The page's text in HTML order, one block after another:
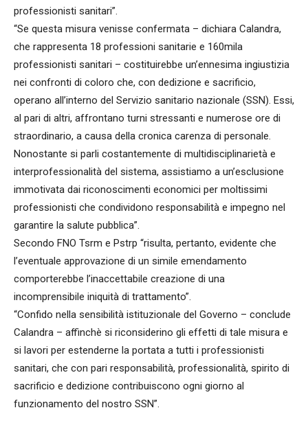
professionisti sanitari”.
“Se questa misura venisse confermata – dichiara Calandra,
che rappresenta 18 professioni sanitarie e 160mila
professionisti sanitari – costituirebbe un’ennesima ingiustizia
nei confronti di coloro che, con dedizione e sacrificio,
operano all’interno del Servizio sanitario nazionale (SSN). Essi,
al pari di altri, affrontano turni stressanti e numerose ore di
straordinario, a causa della cronica carenza di personale.
Nonostante si parli costantemente di multidisciplinarietà e
interprofessionalità del sistema, assistiamo a un’esclusione
immotivata dai riconoscimenti economici per moltissimi
professionisti che condividono responsabilità e impegno nel
garantire la salute pubblica”.
Secondo FNO Tsrm e Pstrp “risulta, pertanto, evidente che
l’eventuale approvazione di un simile emendamento
comporterebbe l’inaccettabile creazione di una
incomprensibile iniquità di trattamento”.
“Confido nella sensibilità istituzionale del Governo – conclude
Calandra – affinchè si riconsiderino gli effetti di tale misura e
si lavori per estenderne la portata a tutti i professionisti
sanitari, che con pari responsabilità, professionalità, spirito di
sacrificio e dedizione contribuiscono ogni giorno al
funzionamento del nostro SSN”.